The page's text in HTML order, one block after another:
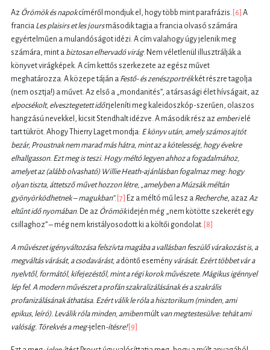
Az Örömök és napokcíméről mondjuk el, hogy több mint parafrázis. [6] A
francia Les plaisirs et les joursmásodik tagja a francia olvasó számára
egyértelműen a mulandóságot idézi. A cím valahogy úgy jelenik meg
számára, mint a biztosan elhervadó virág. Nem véletlenül illusztrálják a
könyvet virágképek. A cím kettős szerkezete az egész művet
meghatározza. A közepe táján a Festő- és zenészportrékkét részre tagolja
(nem osztja!) a művet. Az első a „mondanités”, a társasági élet hívságait, az
elpocsékolt, elvesztegetett időtjeleníti meg kaleidoszkóp-szerűen, olaszos
hangzású nevekkel, kicsit Stendhalt idézve. A második rész az emberielé
tart tükröt. Ahogy Thierry Laget mondja: E könyv után, amely számos ajtót
bezár, Proustnak nem marad más hátra, mint az a kötelesség, hogy évekre
elhallgasson. Ezt meg is teszi. Hogy méltó legyen ahhoz a fogadalmához,
amelyet az (alább olvasható) Willie Heath-ajánlásban fogalmaz meg: hogy
olyan tiszta, áttetsző művet hozzon létre, „amelyben a Múzsák méltán
gyönyörködhetnek – magukban”. [7] Ez a méltó mű lesz a Recherche, azaz Az
eltűnt idő nyomában. De az Örömökidején még „nem kötötte szekerét egy
csillaghoz” – még nem kristályosodott ki a költői gondolat. [8]
A művészet igényváltozása felszívta magába a vallásban feszülő várakozást is, a
megváltás várását, a csodavárást, adöntő esemény várását. Ezért többet vár a
nyelvtől, formától, ki­fejezéstől, mint a régi korok művészete. Mágikus igénnyel
lép fel. A modern művészet a profán szakralizálásának és a szakrális
profanizálásának áthatása. Ezért válik le róla a hisztorikum (minden, ami
epikus, leíró). Leválik róla minden, amibenmúlt van megtestesülve: tehát ami
valóság. Törekvés a meg-jelen-ítésre![9]